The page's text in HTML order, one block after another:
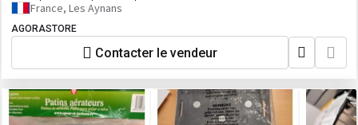
France, Les Aynans
AGORASTORE
Contacter le vendeur